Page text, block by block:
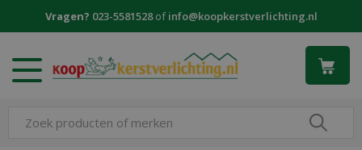
Vragen? 023-5581528ofinfo@koopkerstverlichting.nl